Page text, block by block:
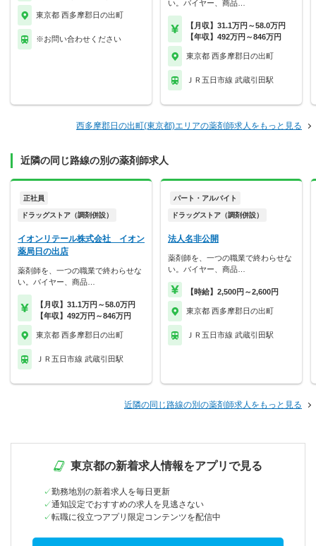
東京都 西多摩郡日の出町
※お問い合わせください
い。バイヤー、商品…
【月収】31.1万円～58.0万円
【年収】492万円～846万円
東京都 西多摩郡日の出町
ＪＲ五日市線 武蔵引田駅
西多摩郡日の出町(東京都)エリアの薬剤師求人をもっと見る
近隣の同じ路線の別の薬剤師求人
正社員
ドラッグストア（調剤併設）
イオンリテール株式会社 イオン
薬局日の出店
薬剤師を、一つの職業で終わらせな
い。バイヤー、商品…
【月収】31.1万円～58.0万円
【年収】492万円～846万円
東京都 西多摩郡日の出町
ＪＲ五日市線 武蔵引田駅
パート・アルバイト
ドラッグストア（調剤併設）
法人名非公開
薬剤師を、一つの職業で終わらせな
い。バイヤー、商品…
【時給】2,500円～2,600円
東京都 西多摩郡日の出町
ＪＲ五日市線 武蔵引田駅
近隣の同じ路線の別の薬剤師求人をもっと見る
東京都の新着求人情報をアプリで見る
勤務地別の新着求人を毎日更新
通知設定でおすすめの求人を見逃さない
転職に役立つアプリ限定コンテンツを配信中